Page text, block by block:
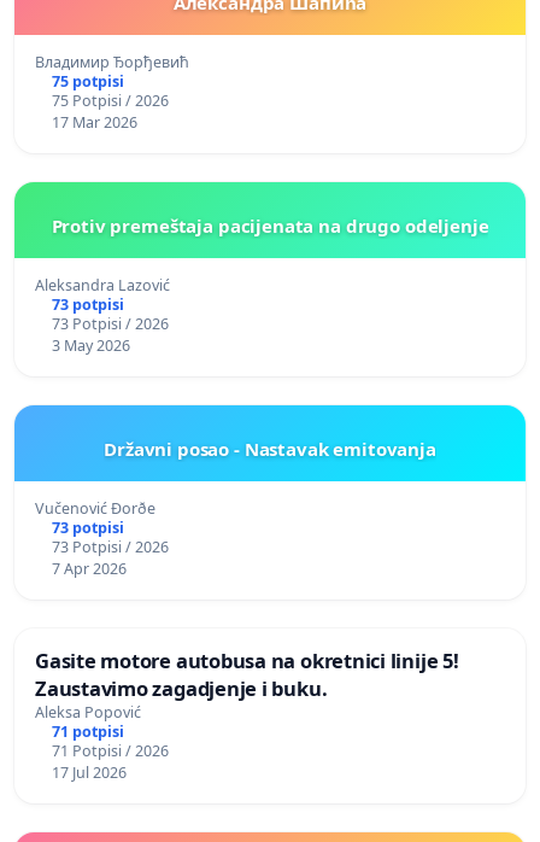
Владимир Ђорђевић
75 potpisi
75 Potpisi / 2026
17 Mar 2026
Protiv premeštaja pacijenata na drugo odeljenje
Aleksandra Lazović
73 potpisi
73 Potpisi / 2026
3 May 2026
Državni posao - Nastavak emitovanja
Vučenović Ðorðe
73 potpisi
73 Potpisi / 2026
7 Apr 2026
Gasite motore autobusa na okretnici linije 5!
Zaustavimo zagadjenje i buku.
Aleksa Popović
71 potpisi
71 Potpisi / 2026
17 Jul 2026